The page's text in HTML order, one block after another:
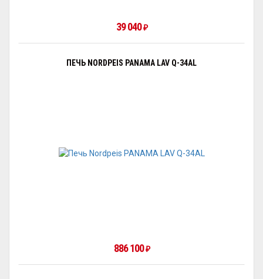
39 040₽
ПЕЧЬ NORDPEIS PANAMA LAV Q-34AL
886 100₽